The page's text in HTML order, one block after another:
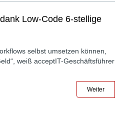
Low-Code 6-stellige
selbst umsetzen können,
weiß acceptIT-Geschäftsführer
Weiter